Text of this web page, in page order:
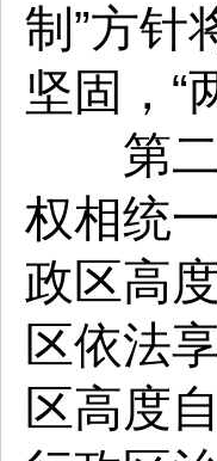
制”方针
坚固，“
第二
权相统
政区高
区依法
区高度